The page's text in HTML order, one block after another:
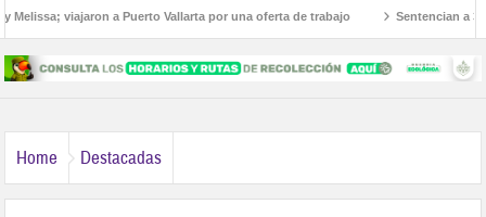
viajaron a Puerto Vallarta por una oferta de trabajo Sentencian a 36
Home Destacadas